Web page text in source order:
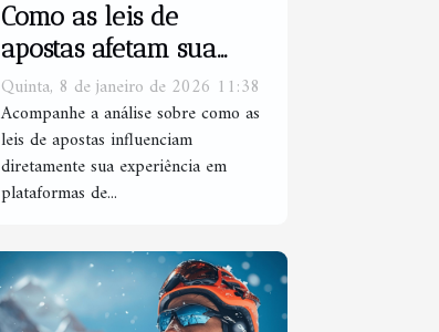
Como as leis de
apostas afetam sua
experiência de jogo
online?
Quinta, 8 de janeiro de 2026 11:38
Acompanhe a análise sobre como as
leis de apostas influenciam
diretamente sua experiência em
plataformas de...